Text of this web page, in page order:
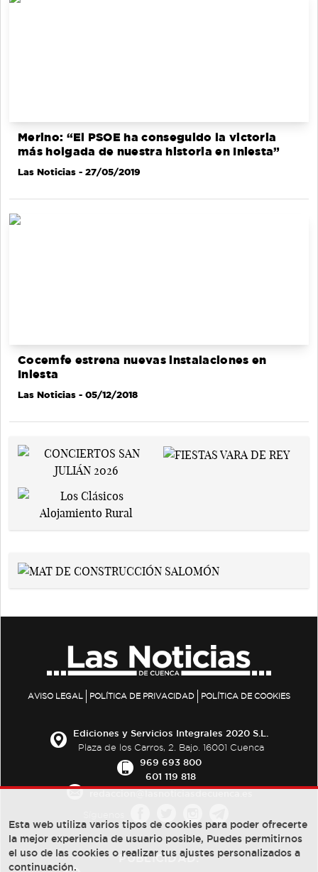
Merino: “El PSOE ha conseguido la victoria
más holgada de nuestra historia en Iniesta”
Las Noticias - 27/05/2019
Cocemfe estrena nuevas instalaciones en
Iniesta
Las Noticias - 05/12/2018
AVISO LEGAL POLÍTICA DE PRIVACIDAD POLÍTICA DE COOKIES
Ediciones y Servicios Integrales 2020 S.L.
Plaza de los Carros, 2. Bajo. 16001 Cuenca
969 693 800
601 119 818
PUBLICIDAD:
Esta web utiliza varios tipos de cookies para poder ofrecerte
la mejor experiencia de usuario posible, Puedes permitirnos
el uso de las cookies o realizar tus ajustes personalizados a
continuación.